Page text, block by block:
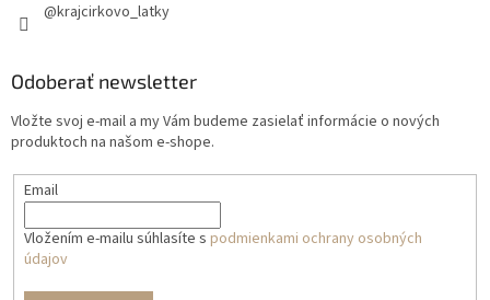
@krajcirkovo_latky
Odoberať newsletter
Vložte svoj e-mail a my Vám budeme zasielať informácie o nových
produktoch na našom e-shope.
Email
Vložením e-mailu súhlasíte s podmienkami ochrany osobných
údajov